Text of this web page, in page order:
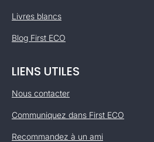
Livres blancs
Blog First ECO
LIENS UTILES
Nous contacter
Communiquez dans First ECO
Recommandez à un ami